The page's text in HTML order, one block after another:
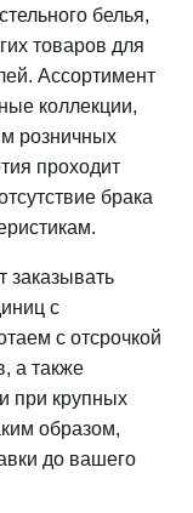
белья,
товаров для
Ассортимент
коллекции,
розничных
проходит
брака
заказывать
с
с отсрочкой
а также
при крупных
образом,
до вашего